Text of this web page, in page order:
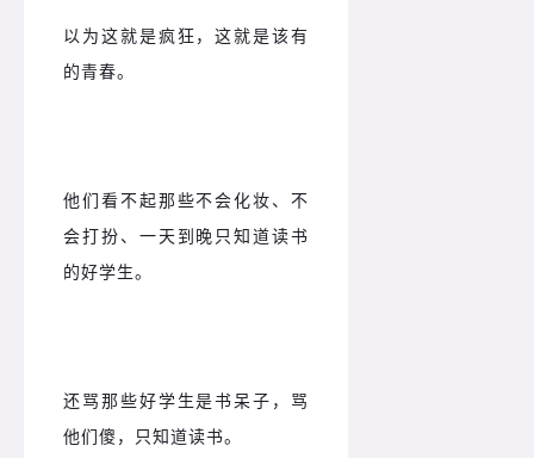
以为这就是疯狂，这就是该有
的青春。
他们看不起那些不会化妆、不
会打扮、一天到晚只知道读书
的好学生。
还骂那些好学生是书呆子，骂
他们傻，只知道读书。